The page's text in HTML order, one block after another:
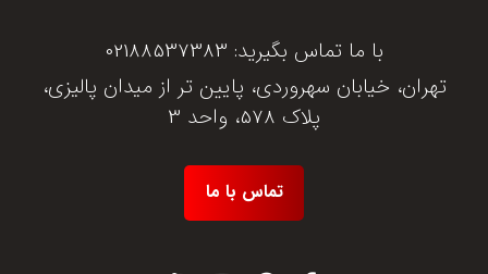
با ما تماس بگیرید: 02188537383
تهران، خیابان سهروردی، پایین تر از میدان پالیزی،
پلاک 578، واحد 3
تماس با ما